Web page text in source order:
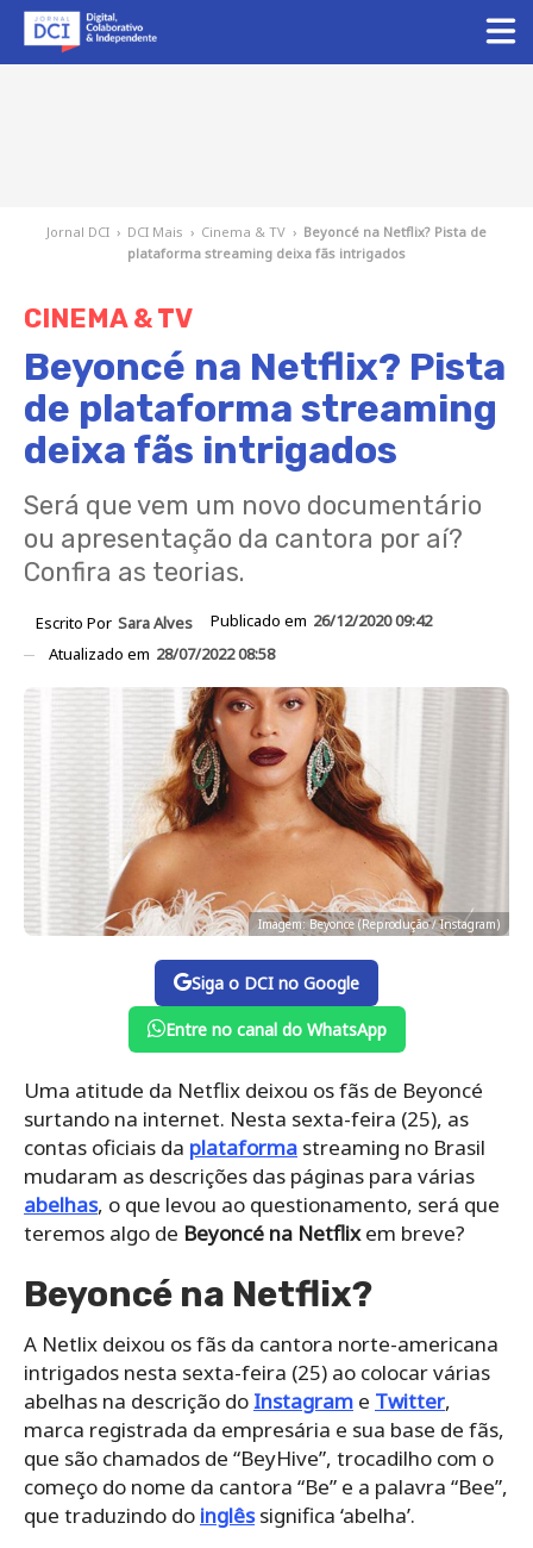
Jornal DCI › DCI Mais › Cinema & TV › Beyoncé na Netflix? Pista de
plataforma streaming deixa fãs intrigados
CINEMA & TV
Beyoncé na Netflix? Pista
de plataforma streaming
deixa fãs intrigados
Será que vem um novo documentário
ou apresentação da cantora por aí?
Confira as teorias.
Escrito Por Sara Alves Publicado em 26/12/2020 09:42
Atualizado em 28/07/2022 08:58
Imagem: Beyonce (Reprodução / Instagram)
Siga o DCI no Google
Entre no canal do WhatsApp
Uma atitude da Netflix deixou os fãs de Beyoncé
surtando na internet. Nesta sexta-feira (25), as
contas oficiais da plataforma streaming no Brasil
mudaram as descrições das páginas para várias
abelhas, o que levou ao questionamento, será que
teremos algo de Beyoncé na Netflixem breve?
Beyoncé na Netflix?
A Netlix deixou os fãs da cantora norte-americana
intrigados nesta sexta-feira (25) ao colocar várias
abelhas na descrição do Instagram e Twitter,
marca registrada da empresária e sua base de fãs,
que são chamados de “BeyHive”, trocadilho com o
começo do nome da cantora “Be” e a palavra “Bee”,
que traduzindo do inglêssignifica ‘abelha’.